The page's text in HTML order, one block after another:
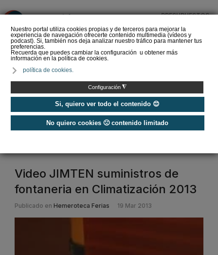
Nuestro portal utiliza cookies propias y de terceros para mejorar la
experiencia de navegación ofrecerte contenido multimedia (vídeos y
podcast). Si, también nos deja analizar nuestro tráfico para mantener tus
preferencias.
Recuerda que puedes cambiar la configuración u obtener más
información en la política de cookies.
política de cookies.
Configuración ◮
Si, quiero ver todo el contenido 😊
No quiero cookies 🙁 contenido limitado
PRESUPUESTOS
del Amperio (Episodio 3)
Etiquetas / jimten
Video JIMTEN suministros de
fontaneria en Climatización 2013
Publicado en Hemeroteca Ferias 19 Mar 2013